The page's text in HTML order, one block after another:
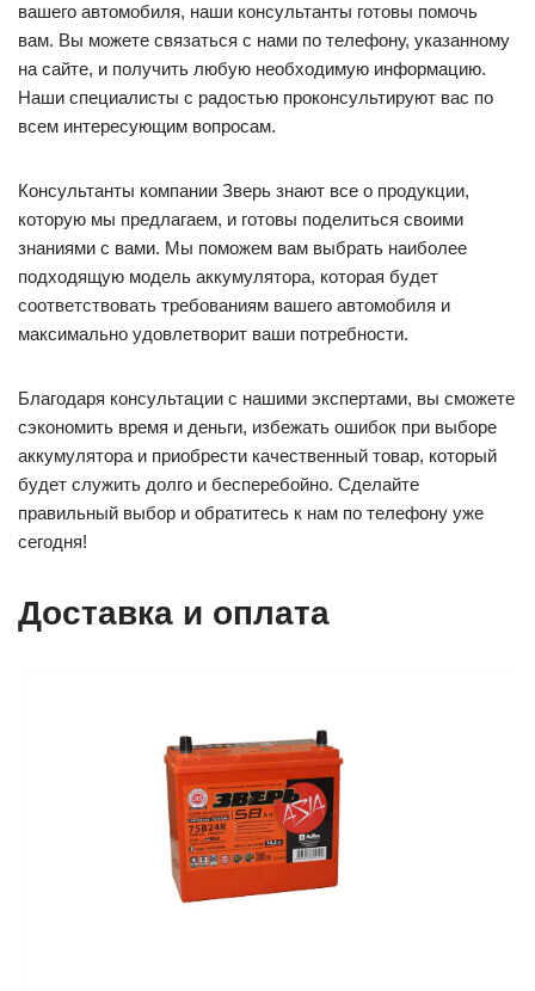
вашего автомобиля, наши консультанты готовы помочь
вам. Вы можете связаться с нами по телефону, указанному
на сайте, и получить любую необходимую информацию.
Наши специалисты с радостью проконсультируют вас по
всем интересующим вопросам.
Консультанты компании Зверь знают все о продукции,
которую мы предлагаем, и готовы поделиться своими
знаниями с вами. Мы поможем вам выбрать наиболее
подходящую модель аккумулятора, которая будет
соответствовать требованиям вашего автомобиля и
максимально удовлетворит ваши потребности.
Благодаря консультации с нашими экспертами, вы сможете
сэкономить время и деньги, избежать ошибок при выборе
аккумулятора и приобрести качественный товар, который
будет служить долго и бесперебойно. Сделайте
правильный выбор и обратитесь к нам по телефону уже
сегодня!
Доставка и оплата